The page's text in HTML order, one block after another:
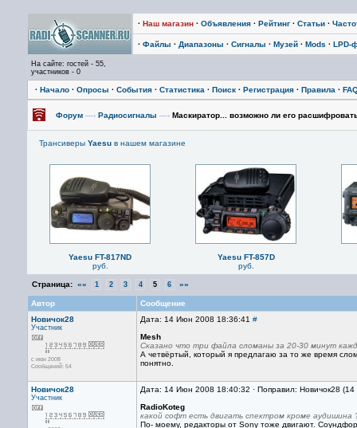
· Наш магазин · Объявления · Рейтинг · Статьи ·
· Файлы · Диапазоны · Сигналы · Музей · Mods · LPD-
На сайте: гостей - 55,
участников - 0
· Начало · Опросы · События · Статистика · Поиск · Регистрация · Правила ·
Форум —› Радиосигналы —› Маскиратор... возможно ли его
Трансиверы Yaesu в нашем магазине
Yaesu FT-817ND
руб.
Yaesu FT-857D
руб.
Страница: «« 1 2 3 4 5 6 »»
Автор
Сообщение
Новичок28
Участник
с июн 2008
Сообщений: 54
Дата: 14 Июн 2008 18:36:41 #
Mesh
Сказано что три файла сломаны за 20-30 минут
А четвёртый, который я предлагаю за то же время
понятно.
Новичок28
Участник
Дата: 14 Июн 2008 18:40:32 · Поправил: Новичок28
RadioKoteg
какой софт есть двигать спектром кроме аудишина
По- моему, редакторы от Sony тоже двигают.